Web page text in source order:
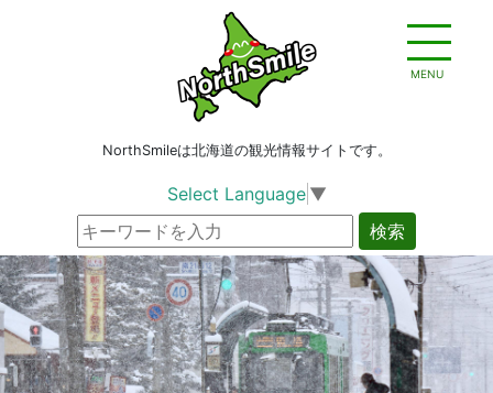
MENU
NorthSmileは北海道の観光情報サイトです。
Select Language ▼
検索